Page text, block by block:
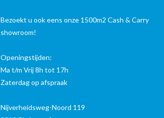
Bezoekt u ook eens onze 1500m2 Cash & Carry
showroom!
Openingstijden:
Ma t/m Vrij 8h tot 17h
Zaterdag op afspraak
Nijverheidsweg-Noord 119